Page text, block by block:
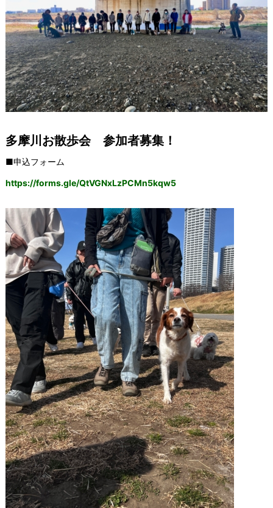
多摩川お散歩会 参加者募集！
■申込フォーム
https://forms.gle/QtVGNxLzPCMn5kqw5